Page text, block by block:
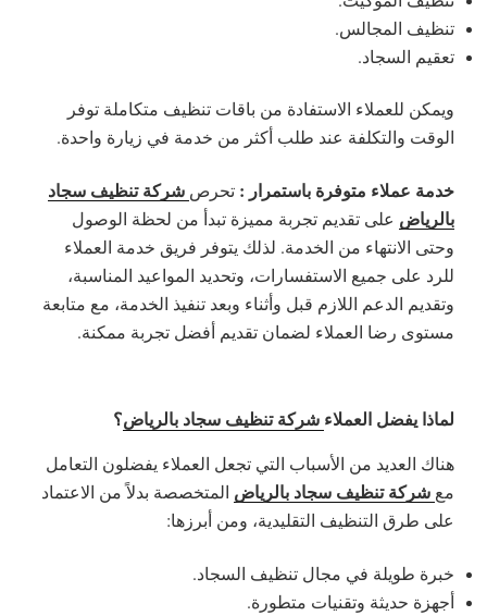
تنظيف المجالس.
تعقيم السجاد.
ويمكن للعملاء الاستفادة من باقات تنظيف متكاملة توفر
الوقت والتكلفة عند طلب أكثر من خدمة في زيارة واحدة.
خدمة عملاء متوفرة باستمرار : تحرص شركة تنظيف سجاد
بالرياض على تقديم تجربة مميزة تبدأ من لحظة الوصول
وحتى الانتهاء من الخدمة. لذلك يتوفر فريق خدمة العملاء
للرد على جميع الاستفسارات، وتحديد المواعيد المناسبة،
وتقديم الدعم اللازم قبل وأثناء وبعد تنفيذ الخدمة، مع متابعة
مستوى رضا العملاء لضمان تقديم أفضل تجربة ممكنة.
لماذا يفضل العملاء شركة تنظيف سجاد بالرياض؟
هناك العديد من الأسباب التي تجعل العملاء يفضلون التعامل
مع شركة تنظيف سجاد بالرياض المتخصصة بدلاً من الاعتماد
على طرق التنظيف التقليدية، ومن أبرزها:
خبرة طويلة في مجال تنظيف السجاد.
أجهزة حديثة وتقنيات متطورة.